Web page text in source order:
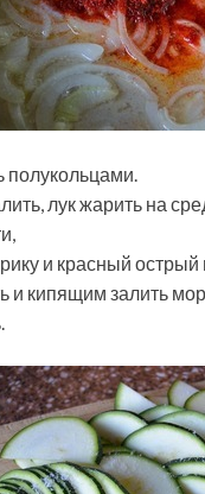
полукольцами.
лук жарить на
и красный острый
и кипящим залить